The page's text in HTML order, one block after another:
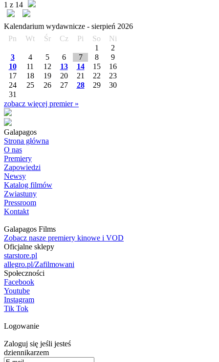
1 z 14
Kalendarium wydawnicze - sierpień 2026
Pn
Wt Śr Cz Pi So
Ni
1
2
3
4 5 6 7 8
9
10
11 12 13 14 15
16
17
18 19 20 21 22
23
24
25 26 27 28 29
30
31
zobacz więcej premier »
Galapagos
Strona główna
O nas
Premiery
Zapowiedzi
Newsy
Katalog filmów
Zwiastuny
Pressroom
Kontakt
Galapagos Films
Zobacz nasze premiery kinowe i VOD
Oficjalne sklepy
starstore.pl
allegro.pl/Zafilmowani
Społeczności
Facebook
Youtube
Instagram
Tik Tok
Logowanie
Zaloguj się jeśli jesteś
dziennikarzem